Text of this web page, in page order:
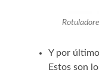
Y por
Estos son